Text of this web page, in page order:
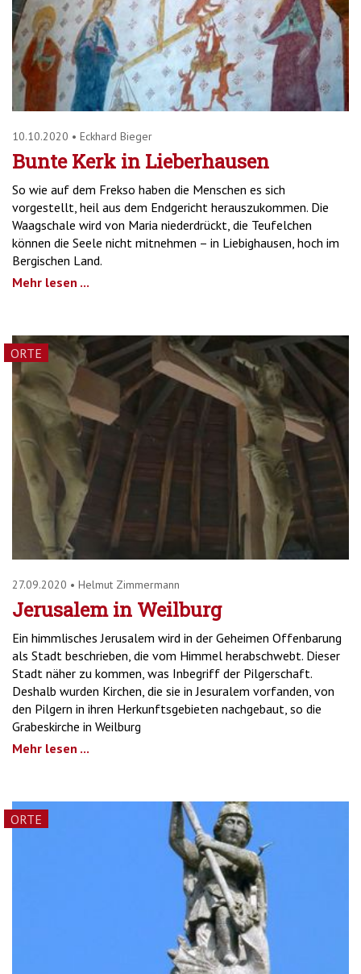
10.10.2020 • Eckhard Bieger
Bunte Kerk in Lieberhausen
So wie auf dem Frekso haben die Menschen es sich
vorgestellt, heil aus dem Endgericht herauszukommen. Die
Waagschale wird von Maria niederdrückt, die Teufelchen
können die Seele nicht mitnehmen – in Liebighausen, hoch im
Bergischen Land.
Mehr lesen ...
ORTE
27.09.2020 • Helmut Zimmermann
Jerusalem in Weilburg
Ein himmlisches Jerusalem wird in der Geheimen Offenbarung
als Stadt beschrieben, die vom Himmel herabschwebt. Dieser
Stadt näher zu kommen, was Inbegriff der Pilgerschaft.
Deshalb wurden Kirchen, die sie in Jesuralem vorfanden, von
den Pilgern in ihren Herkunftsgebieten nachgebaut, so die
Grabeskirche in Weilburg
Mehr lesen ...
ORTE